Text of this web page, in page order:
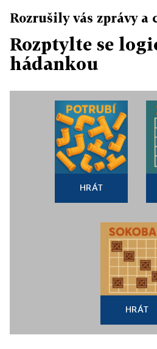
Rozrušily vás zprávy a
Rozptylte se
hádankou
HRÁT
HRÁT